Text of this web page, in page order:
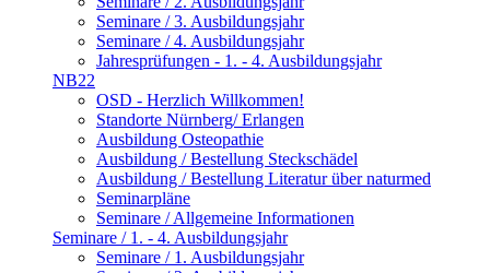
Seminare / 3. Ausbildungsjahr
Seminare / 4. Ausbildungsjahr
Jahresprüfungen - 1. - 4. Ausbildungsjahr
NB22
OSD - Herzlich Willkommen!
Standorte Nürnberg/ Erlangen
Ausbildung Osteopathie
Ausbildung / Bestellung Steckschädel
Ausbildung / Bestellung Literatur über naturmed
Seminarpläne
Seminare / Allgemeine Informationen
Seminare / 1. - 4. Ausbildungsjahr
Seminare / 1. Ausbildungsjahr